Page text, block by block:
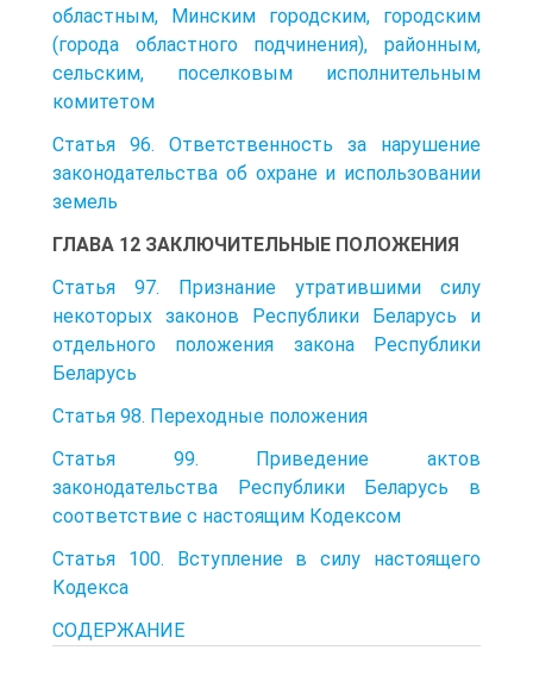
областным, Минским городским, городским
(города областного подчинения), районным,
сельским, поселковым исполнительным
комитетом
Статья 96. Ответственность за нарушение
законодательства об охране и использовании
земель
ГЛАВА 12 ЗАКЛЮЧИТЕЛЬНЫЕ ПОЛОЖЕНИЯ
Статья 97. Признание утратившими силу
некоторых законов Республики Беларусь и
отдельного положения закона Республики
Беларусь
Статья 98. Переходные положения
Статья 99. Приведение актов
законодательства Республики Беларусь в
соответствие с настоящим Кодексом
Статья 100. Вступление в силу настоящего
Кодекса
СОДЕРЖАНИЕ